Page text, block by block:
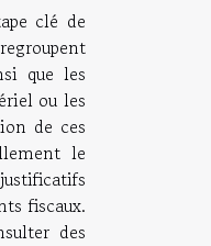
clé de
que les
ou les
de ces
le
fiscaux.
des